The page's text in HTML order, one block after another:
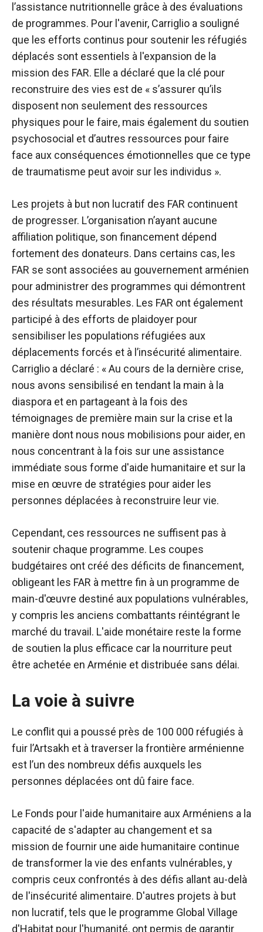
l’assistance nutritionnelle grâce à des évaluations
de programmes. Pour l'avenir, Carriglio a souligné
que les efforts continus pour soutenir les réfugiés
déplacés sont essentiels à l'expansion de la
mission des FAR. Elle a déclaré que la clé pour
reconstruire des vies est de « s’assurer qu’ils
disposent non seulement des ressources
physiques pour le faire, mais également du soutien
psychosocial et d’autres ressources pour faire
face aux conséquences émotionnelles que ce type
de traumatisme peut avoir sur les individus ».
Les projets à but non lucratif des FAR continuent
de progresser. L’organisation n’ayant aucune
affiliation politique, son financement dépend
fortement des donateurs. Dans certains cas, les
FAR se sont associées au gouvernement arménien
pour administrer des programmes qui démontrent
des résultats mesurables. Les FAR ont également
participé à des efforts de plaidoyer pour
sensibiliser les populations réfugiées aux
déplacements forcés et à l’insécurité alimentaire.
Carriglio a déclaré : « Au cours de la dernière crise,
nous avons sensibilisé en tendant la main à la
diaspora et en partageant à la fois des
témoignages de première main sur la crise et la
manière dont nous nous mobilisions pour aider, en
nous concentrant à la fois sur une assistance
immédiate sous forme d'aide humanitaire et sur la
mise en œuvre de stratégies pour aider les
personnes déplacées à reconstruire leur vie.
Cependant, ces ressources ne suffisent pas à
soutenir chaque programme. Les coupes
budgétaires ont créé des déficits de financement,
obligeant les FAR à mettre fin à un programme de
main-d'œuvre destiné aux populations vulnérables,
y compris les anciens combattants réintégrant le
marché du travail. L'aide monétaire reste la forme
de soutien la plus efficace car la nourriture peut
être achetée en Arménie et distribuée sans délai.
La voie à suivre
Le conflit qui a poussé près de 100 000 réfugiés à
fuir l’Artsakh et à traverser la frontière arménienne
est l’un des nombreux défis auxquels les
personnes déplacées ont dû faire face.
Le Fonds pour l'aide humanitaire aux Arméniens a la
capacité de s'adapter au changement et sa
mission de fournir une aide humanitaire continue
de transformer la vie des enfants vulnérables, y
compris ceux confrontés à des défis allant au-delà
de l'insécurité alimentaire. D'autres projets à but
non lucratif, tels que le programme Global Village
d'Habitat pour l'humanité, ont permis de garantir